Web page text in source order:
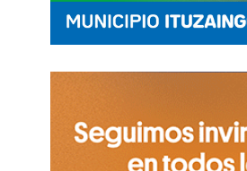
nuestro rastreador
él quien descifra
que aturden, el
esquiva, la